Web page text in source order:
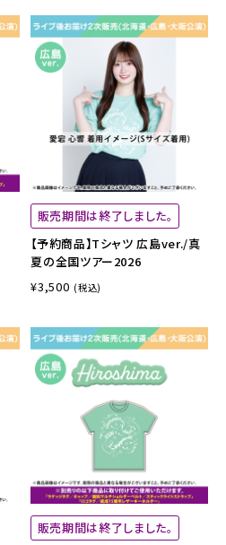
販売期間は終了しました。
【予約商品】Tシャツ 広島ver./真
夏の全国ツアー2026
¥3,500 (税込)
販売期間は終了しました。